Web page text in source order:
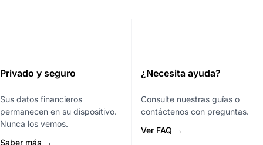
Privado y seguro
Sus datos financieros
permanecen en su dispositivo.
Nunca los vemos.
Saber más →
¿Necesita ayuda?
Consulte nuestras guías o
contáctenos con preguntas.
Ver FAQ →